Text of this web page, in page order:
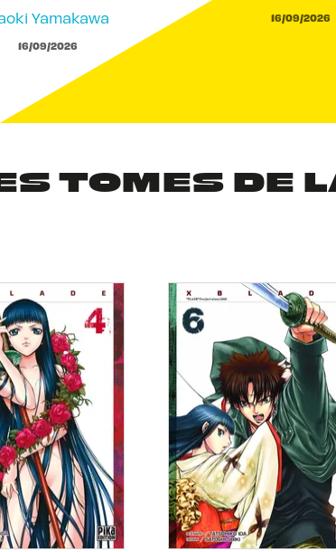
Yamakawa
16/09/2026
16/09/2026
TOMES DE